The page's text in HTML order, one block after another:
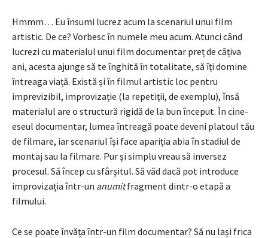
Hmmm… Eu însumi lucrez acum la scenariul unui film
artistic. De ce? Vorbesc în numele meu acum. Atunci când
lucrezi cu materialul unui film documentar preț de câțiva
ani, acesta ajunge să te înghită în totalitate, să îți domine
întreaga viață. Există și în filmul artistic loc pentru
imprevizibil, improvizație (la repetiții, de exemplu), însă
materialul are o structură rigidă de la bun început. În cine-
eseul documentar, lumea întreagă poate deveni platoul tău
de filmare, iar scenariul își face apariția abia în stadiul de
montaj sau la filmare. Pur și simplu vreau să inversez
procesul. Să încep cu sfârșitul. Să văd dacă pot introduce
improvizația într-un anumitfragment dintr-o etapă a
filmului.
Ce se poate învăța într-un film documentar? Să nu lași frica